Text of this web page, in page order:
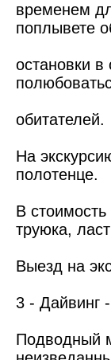
временем
поплывете
остановки
обитателей.
На
полотенце.
В
труюка,
Выезд на
3 - Дайвинг
Подводный